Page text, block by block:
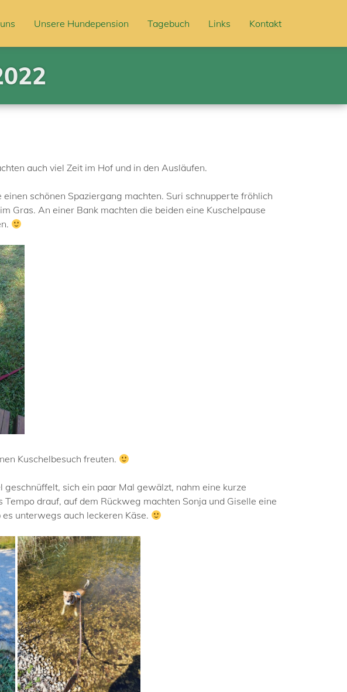
Unsere Hundepension Tagebuch Links Kontakt
auch viel Zeit im Hof und in den Ausläufen.
schönen Spaziergang machten. Suri schnupperte fröhlich
An einer Bank machten die beiden eine Kuschelpause
Kuschelbesuch freuten.
sich ein paar Mal gewälzt, nahm eine kurze
drauf, auf dem Rückweg machten Sonja und Giselle eine
unterwegs auch leckeren Käse.